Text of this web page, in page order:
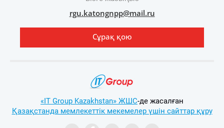
rgu.katongnpp@mail.ru
Сұрақ қою
«IT Group Kazakhstan» ЖШС-де жасалған
Қазақстанда мемлекеттік мекемелер үшін сайттар құру